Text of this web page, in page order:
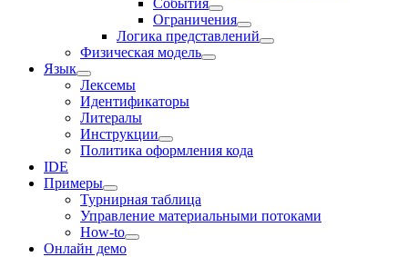
События
Ограничения
Логика представлений
Физическая модель
Язык
Лексемы
Идентификаторы
Литералы
Инструкции
Политика оформления кода
IDE
Примеры
Турнирная таблица
Управление материальными потоками
How-to
Онлайн демо